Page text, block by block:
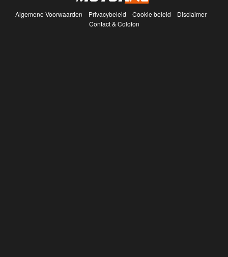
Algemene Voorwaarden Privacybeleid Cookie beleid
Disclaimer
Contact & Colofon